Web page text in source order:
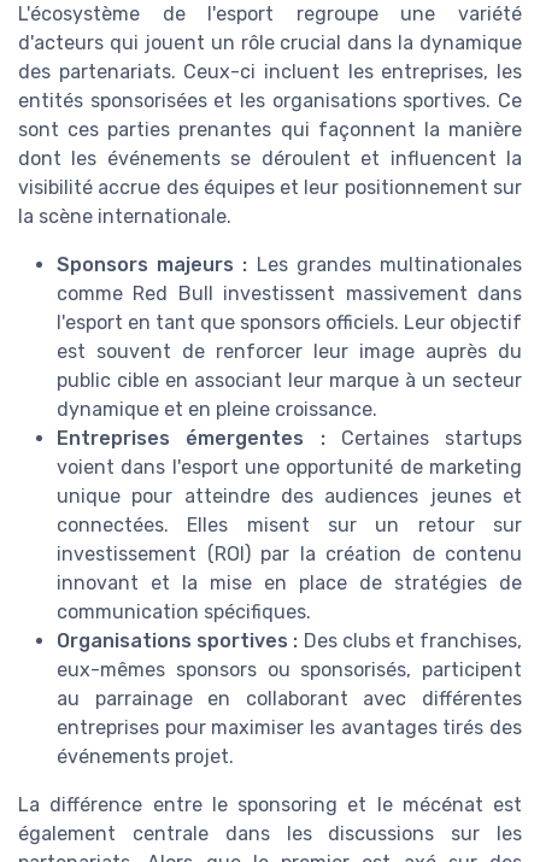
L'écosystème de l'esport regroupe une variété
d'acteurs qui jouent un rôle crucial dans la dynamique
des partenariats. Ceux-ci incluent les entreprises, les
entités sponsorisées et les organisations sportives. Ce
sont ces parties prenantes qui façonnent la manière
dont les événements se déroulent et influencent la
visibilité accrue des équipes et leur positionnement sur
la scène internationale.
Sponsors majeurs : Les grandes multinationales
comme Red Bull investissent massivement dans
l'esport en tant que sponsors officiels. Leur objectif
est souvent de renforcer leur image auprès du
public cible en associant leur marque à un secteur
dynamique et en pleine croissance.
Entreprises émergentes :Certaines startups
voient dans l'esport une opportunité de marketing
unique pour atteindre des audiences jeunes et
connectées. Elles misent sur un retour sur
investissement (ROI) par la création de contenu
innovant et la mise en place de stratégies de
communication spécifiques.
Organisations sportives : Des clubs et franchises,
eux-mêmes sponsors ou sponsorisés, participent
au parrainage en collaborant avec différentes
entreprises pour maximiser les avantages tirés des
événements projet.
La différence entre le sponsoring et le mécénat est
également centrale dans les discussions sur les